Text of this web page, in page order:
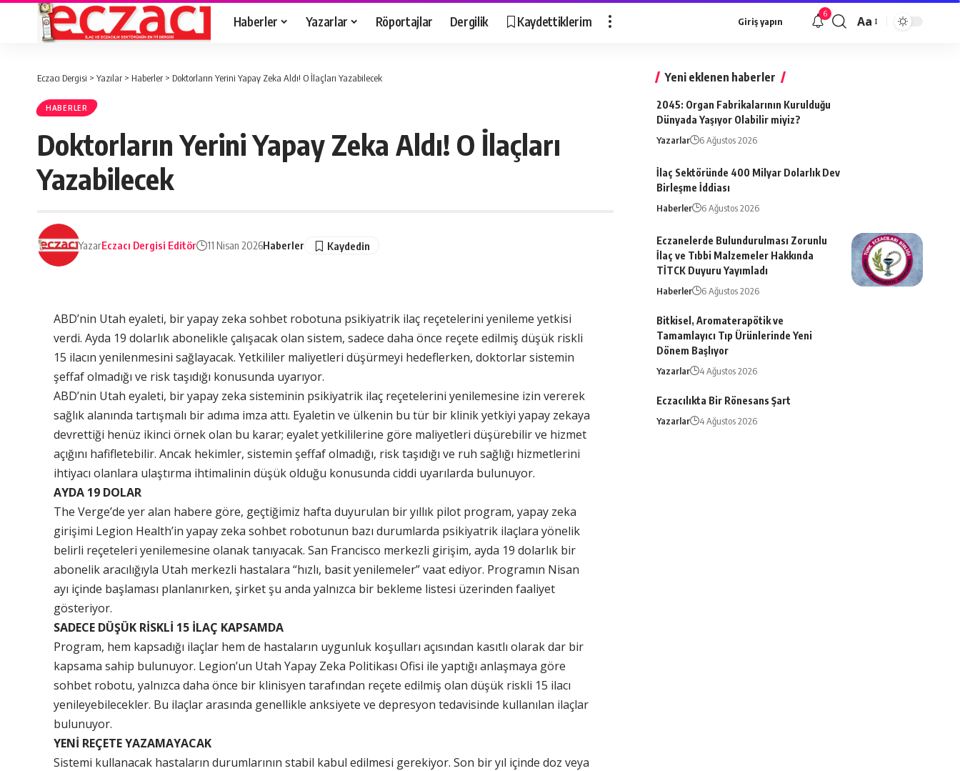
Haberler Yazarlar Röportajlar Dergilik Kaydettiklerim Giriş yapın
6
Font
Aa
Eczacı Dergisi > Yazılar > Haberler > Doktorların Yerini Yapay Zeka Aldı! O İlaçları Yazabilecek
HABERLER
Doktorların Yerini Yapay Zeka Aldı! O İlaçları
Yazabilecek
YazarEczacı Dergisi Editör 11 Nisan 2026Haberler
ABD’nin Utah eyaleti, bir yapay zeka sohbet robotuna psikiyatrik ilaç reçetelerini yenileme yetkisi
verdi. Ayda 19 dolarlık abonelikle çalışacak olan sistem, sadece daha önce reçete edilmiş düşük riskli
15 ilacın yenilenmesini sağlayacak. Yetkililer maliyetleri düşürmeyi hedeflerken, doktorlar sistemin
şeffaf olmadığı ve risk taşıdığı konusunda uyarıyor.
ABD’nin Utah eyaleti, bir yapay zeka sisteminin psikiyatrik ilaç reçetelerini yenilemesine izin vererek
sağlık alanında tartışmalı bir adıma imza attı. Eyaletin ve ülkenin bu tür bir klinik yetkiyi yapay zekaya
devrettiği henüz ikinci örnek olan bu karar; eyalet yetkililerine göre maliyetleri düşürebilir ve hizmet
açığını hafifletebilir. Ancak hekimler, sistemin şeffaf olmadığı, risk taşıdığı ve ruh sağlığı hizmetlerini
ihtiyacı olanlara ulaştırma ihtimalinin düşük olduğu konusunda ciddi uyarılarda bulunuyor.
AYDA 19 DOLAR
The Verge’de yer alan habere göre, geçtiğimiz hafta duyurulan bir yıllık pilot program, yapay zeka
girişimi Legion Health’in yapay zeka sohbet robotunun bazı durumlarda psikiyatrik ilaçlara yönelik
belirli reçeteleri yenilemesine olanak tanıyacak. San Francisco merkezli girişim, ayda 19 dolarlık bir
abonelik aracılığıyla Utah merkezli hastalara “hızlı, basit yenilemeler” vaat ediyor. Programın Nisan
ayı içinde başlaması planlanırken, şirket şu anda yalnızca bir bekleme listesi üzerinden faaliyet
gösteriyor.
SADECE DÜŞÜK RİSKLİ 15 İLAÇ KAPSAMDA
Program, hem kapsadığı ilaçlar hem de hastaların uygunluk koşulları açısından kasıtlı olarak dar bir
kapsama sahip bulunuyor. Legion’un Utah Yapay Zeka Politikası Ofisi ile yaptığı anlaşmaya göre
sohbet robotu, yalnızca daha önce bir klinisyen tarafından reçete edilmiş olan düşük riskli 15 ilacı
yenileyebilecekler. Bu ilaçlar arasında genellikle anksiyete ve depresyon tedavisinde kullanılan ilaçlar
bulunuyor.
YENİ REÇETE YAZAMAYACAK
Sistemi kullanacak hastaların durumlarının stabil kabul edilmesi gerekiyor. Son bir yıl içinde doz veya
Yeni eklenen haberler
2045: Organ Fabrikalarının Kurulduğu
Dünyada Yaşıyor Olabilir miyiz?
Yazarlar 6 Ağustos 2026
İlaç Sektöründe 400 Milyar Dolarlık Dev
Birleşme İddiası
Haberler 6 Ağustos 2026
Eczanelerde Bulundurulması Zorunlu
İlaç ve Tıbbi Malzemeler Hakkında
TİTCK Duyuru Yayımladı
Haberler 6 Ağustos 2026
Bitkisel, Aromaterapötik ve
Tamamlayıcı Tıp Ürünlerinde Yeni
Dönem Başlıyor
Yazarlar 4 Ağustos 2026
Eczacılıkta Bir Rönesans Şart
Yazarlar 4 Ağustos 2026